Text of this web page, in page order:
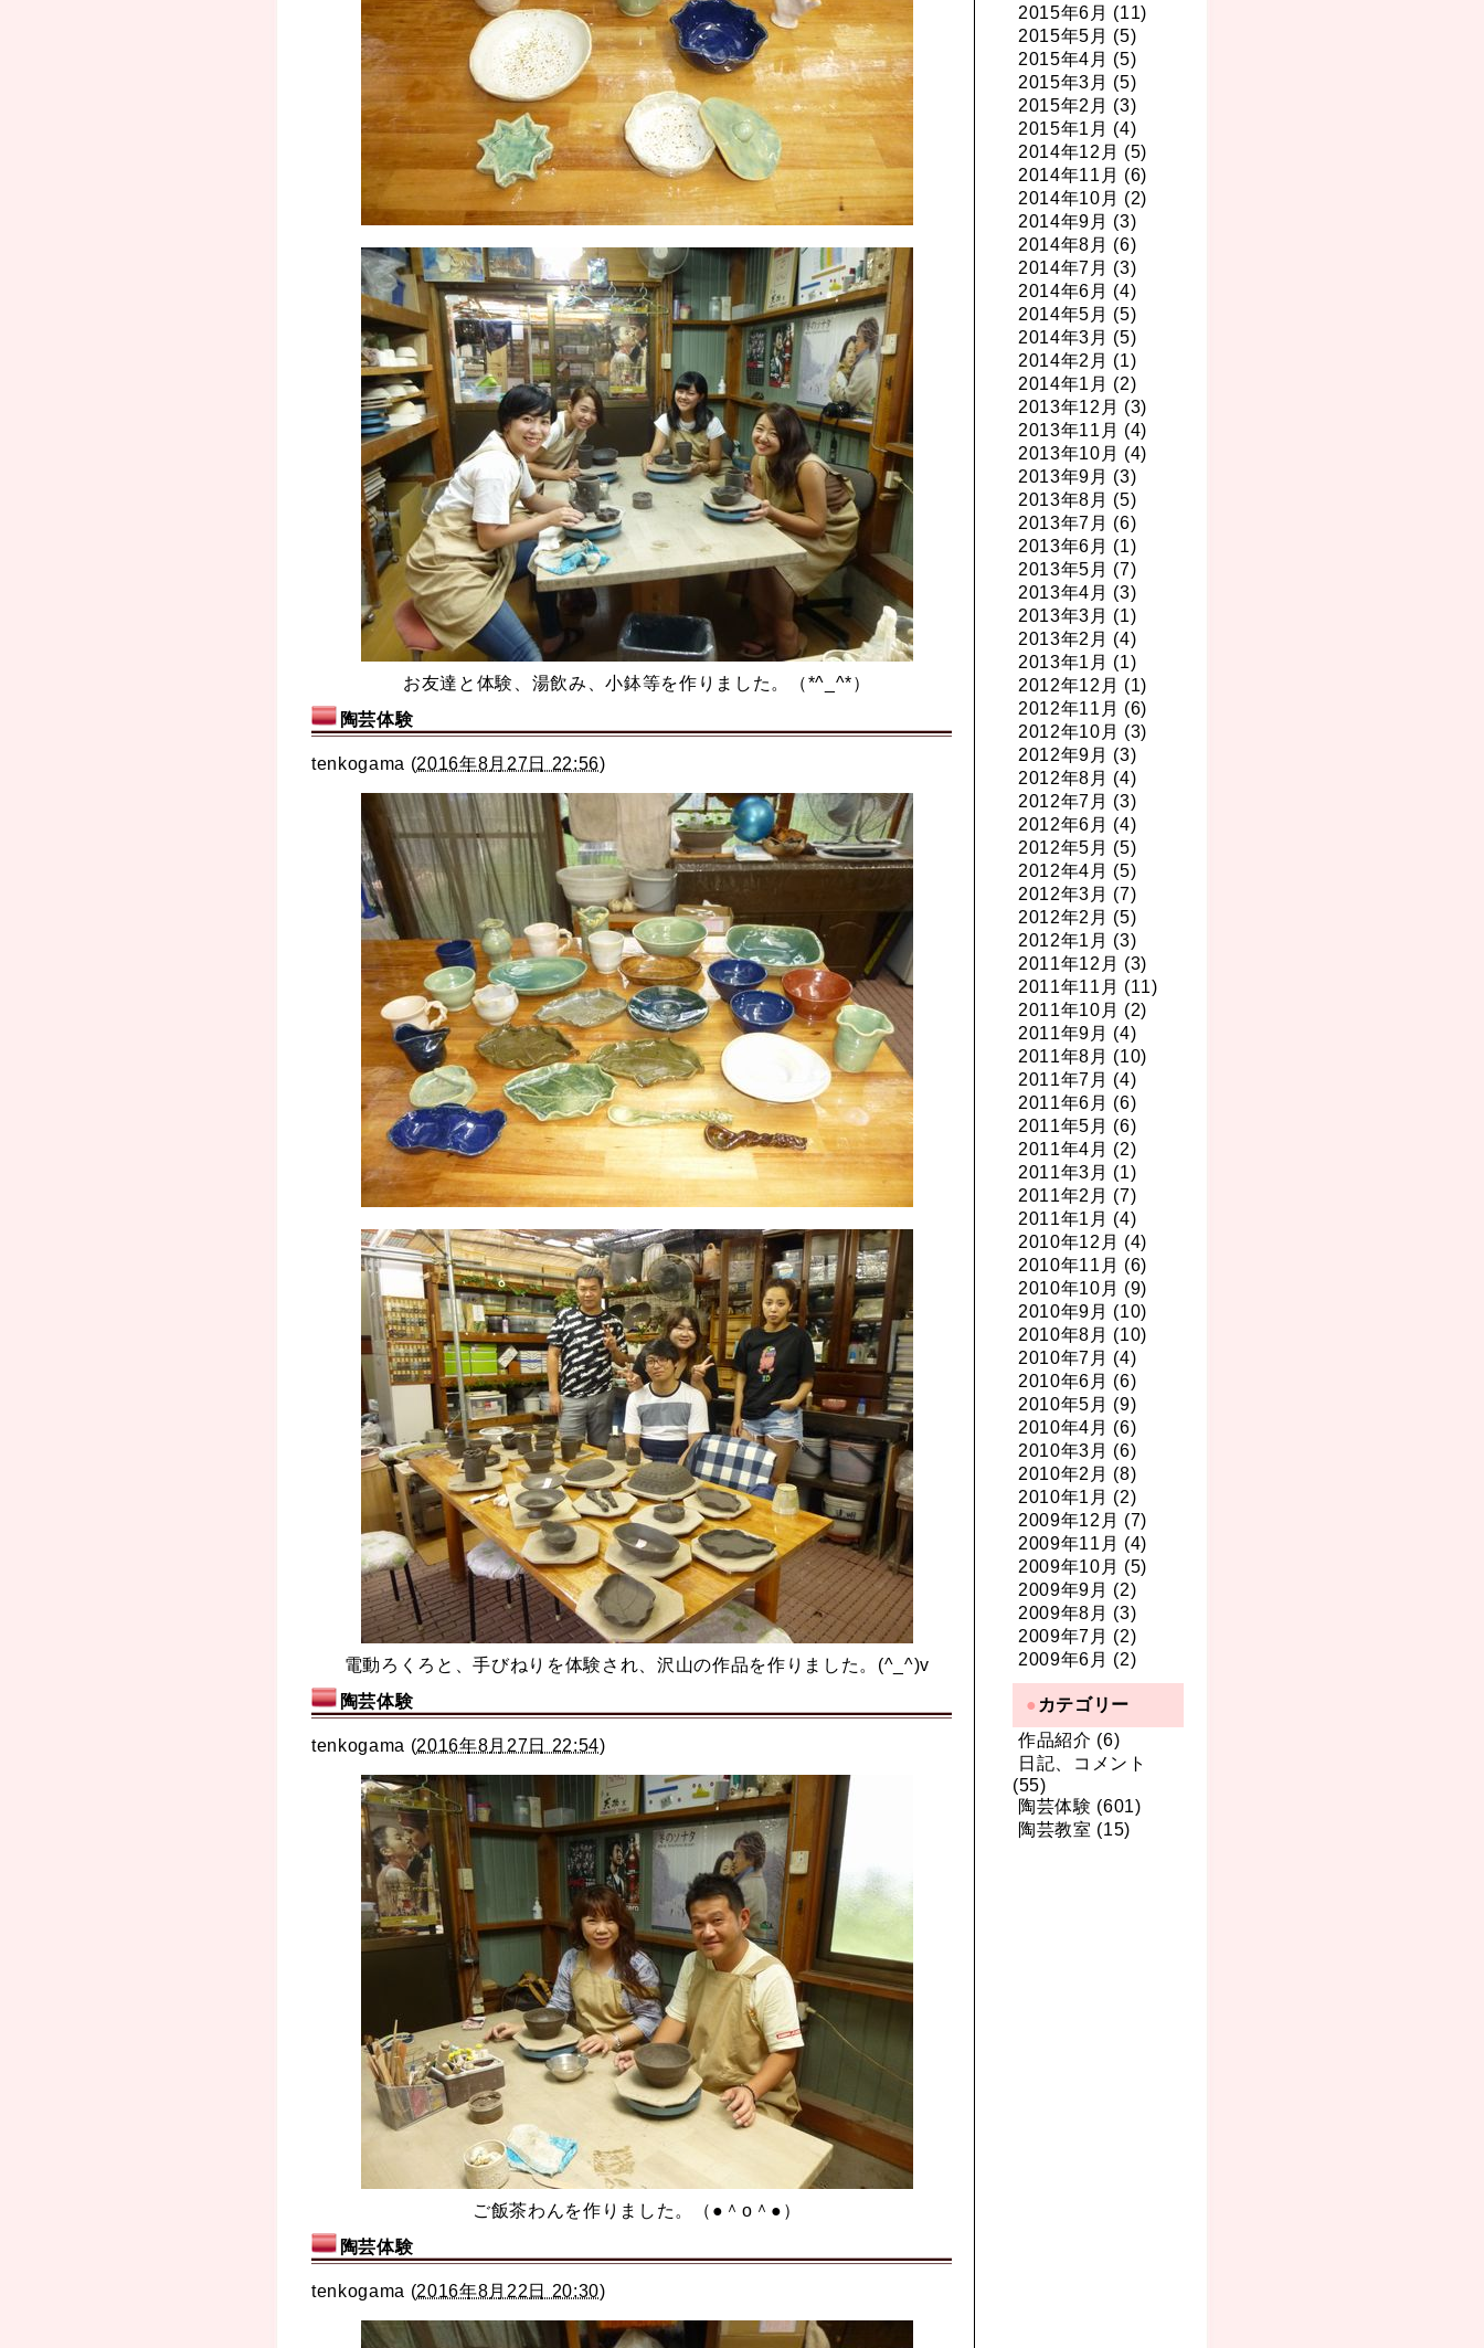
お友達と体験、湯飲み、小鉢等を作りました。（*^_^*）
陶芸体験
tenkogama (2016年8月27日 22:56)
電動ろくろと、手びねりを体験され、沢山の作品を作りました。(^_^)v
陶芸体験
tenkogama (2016年8月27日 22:54)
ご飯茶わんを作りました。（●＾o＾●）
陶芸体験
tenkogama (2016年8月22日 20:30)
2015年6月 (11)
2015年5月 (5)
2015年4月 (5)
2015年3月 (5)
2015年2月 (3)
2015年1月 (4)
2014年12月 (5)
2014年11月 (6)
2014年10月 (2)
2014年9月 (3)
2014年8月 (6)
2014年7月 (3)
2014年6月 (4)
2014年5月 (5)
2014年3月 (5)
2014年2月 (1)
2014年1月 (2)
2013年12月 (3)
2013年11月 (4)
2013年10月 (4)
2013年9月 (3)
2013年8月 (5)
2013年7月 (6)
2013年6月 (1)
2013年5月 (7)
2013年4月 (3)
2013年3月 (1)
2013年2月 (4)
2013年1月 (1)
2012年12月 (1)
2012年11月 (6)
2012年10月 (3)
2012年9月 (3)
2012年8月 (4)
2012年7月 (3)
2012年6月 (4)
2012年5月 (5)
2012年4月 (5)
2012年3月 (7)
2012年2月 (5)
2012年1月 (3)
2011年12月 (3)
2011年11月 (11)
2011年10月 (2)
2011年9月 (4)
2011年8月 (10)
2011年7月 (4)
2011年6月 (6)
2011年5月 (6)
2011年4月 (2)
2011年3月 (1)
2011年2月 (7)
2011年1月 (4)
2010年12月 (4)
2010年11月 (6)
2010年10月 (9)
2010年9月 (10)
2010年8月 (10)
2010年7月 (4)
2010年6月 (6)
2010年5月 (9)
2010年4月 (6)
2010年3月 (6)
2010年2月 (8)
2010年1月 (2)
2009年12月 (7)
2009年11月 (4)
2009年10月 (5)
2009年9月 (2)
2009年8月 (3)
2009年7月 (2)
2009年6月 (2)
カテゴリー
作品紹介 (6)
日記、コメント
(55)
陶芸体験 (601)
陶芸教室 (15)